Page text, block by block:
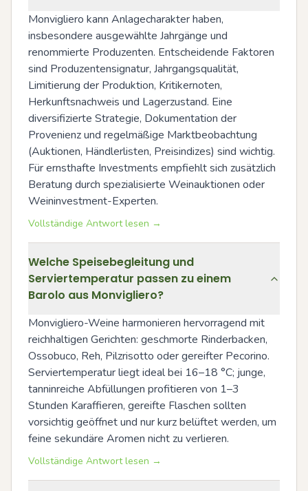
Monvigliero kann Anlagecharakter haben,
insbesondere ausgewählte Jahrgänge und
renommierte Produzenten. Entscheidende Faktoren
sind Produzentensignatur, Jahrgangsqualität,
Limitierung der Produktion, Kritikernoten,
Herkunftsnachweis und Lagerzustand. Eine
diversifizierte Strategie, Dokumentation der
Provenienz und regelmäßige Marktbeobachtung
(Auktionen, Händlerlisten, Preisindizes) sind wichtig.
Für ernsthafte Investments empfiehlt sich zusätzlich
Beratung durch spezialisierte Weinauktionen oder
Weininvestment-Experten.
Vollständige Antwort lesen →
Welche Speisebegleitung und
Serviertemperatur passen zu einem
Barolo aus Monvigliero?
Monvigliero-Weine harmonieren hervorragend mit
reichhaltigen Gerichten: geschmorte Rinderbacken,
Ossobuco, Reh, Pilzrisotto oder gereifter Pecorino.
Serviertemperatur liegt ideal bei 16–18 °C; junge,
tanninreiche Abfüllungen profitieren von 1–3
Stunden Karaffieren, gereifte Flaschen sollten
vorsichtig geöffnet und nur kurz belüftet werden, um
feine sekundäre Aromen nicht zu verlieren.
Vollständige Antwort lesen →